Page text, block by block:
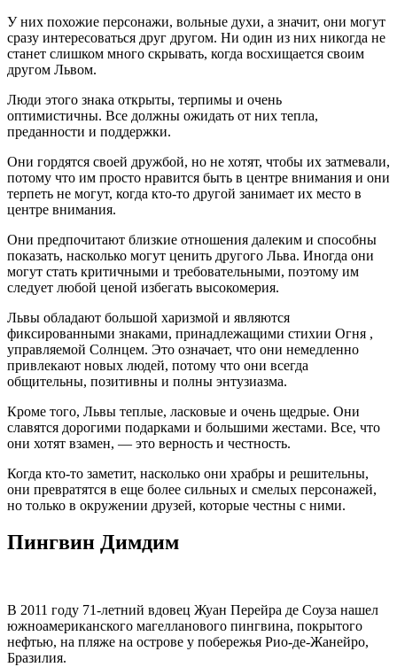
У них похожие персонажи, вольные духи, а значит, они могут
сразу интересоваться друг другом. Ни один из них никогда не
станет слишком много скрывать, когда восхищается своим
другом Львом.
Люди этого знака открыты, терпимы и очень
оптимистичны. Все должны ожидать от них тепла,
преданности и поддержки.
Они гордятся своей дружбой, но не хотят, чтобы их затмевали,
потому что им просто нравится быть в центре внимания и они
терпеть не могут, когда кто-то другой занимает их место в
центре внимания.
Они предпочитают близкие отношения далеким и способны
показать, насколько могут ценить другого Льва. Иногда они
могут стать критичными и требовательными, поэтому им
следует любой ценой избегать высокомерия.
Львы обладают большой харизмой и являются
фиксированными знаками, принадлежащими стихии Огня ,
управляемой Солнцем. Это означает, что они немедленно
привлекают новых людей, потому что они всегда
общительны, позитивны и полны энтузиазма.
Кроме того, Львы теплые, ласковые и очень щедрые. Они
славятся дорогими подарками и большими жестами. Все, что
они хотят взамен, — это верность и честность.
Когда кто-то заметит, насколько они храбры и решительны,
они превратятся в еще более сильных и смелых персонажей,
но только в окружении друзей, которые честны с ними.
Пингвин Димдим
В 2011 году 71-летний вдовец Жуан Перейра де Соуза нашел
южноамериканского магелланового пингвина, покрытого
нефтью, на пляже на острове у побережья Рио-де-Жанейро,
Бразилия.